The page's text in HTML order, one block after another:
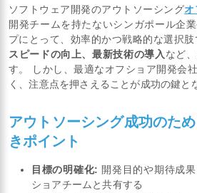
ソフトウェア開発のアウトソーシングオ
開発チームを持たないシンガポール企
プにとって、効率的かつ戦略的な選択肢
スピードの向上、最新技術の導入 など
す。 しかし、最適なオフショア開発会
く、注意点を押さえることが成功の鍵と
アウトソーシング成功のた
きポイント
目標の明確化: 開発目的や期待成
ショアチームと共有する